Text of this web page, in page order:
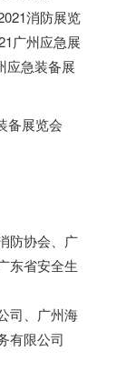
消防展览
广州应急展
应急装备展
备展览会
防协会、广
东省安全生
司、广州海
有限公司